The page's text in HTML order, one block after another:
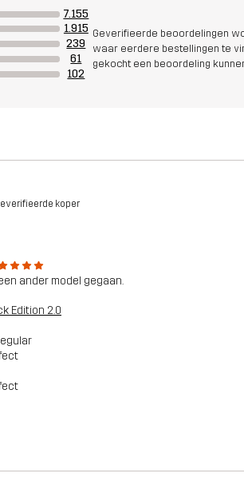
7.155
1.915
239
61
102
Geverifieerde beoordelingen
waar eerdere bestellingen te
gekocht een beoordeling
koper
ander model gegaan.
Edition 2.0